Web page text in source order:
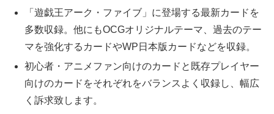
「遊戯王アーク・ファイブ」に登場する最新カードを
多数収録。他にもOCGオリジナルテーマ、過去のテー
マを強化するカードやWP日本版カードなどを収録。
初心者・アニメファン向けのカードと既存プレイヤー
向けのカードをそれぞれをバランスよく収録し、幅広
く訴求致します。